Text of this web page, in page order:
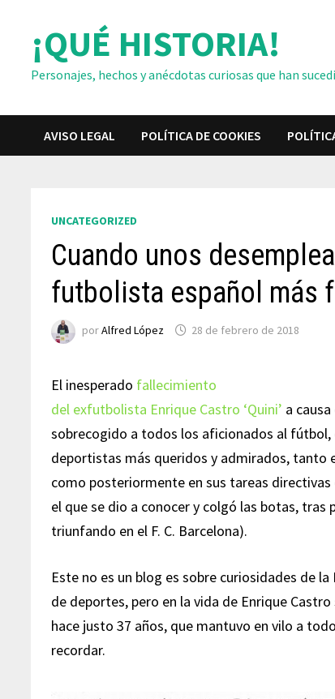
contenido¡QUÉ HISTORIA!
Personajes, hechos y anécdotas curiosas que han
AVISO LEGAL POLÍTICA DE COOKIES
UNCATEGORIZED
Cuando unos
futbolista español más
porAlfred López 28 de febrero de 2018
El inesperado fallecimiento
del exfutbolista Enrique Castro ‘Quini’ a
sobrecogido a todos los aficionados al fútbol,
deportistas más queridos y admirados, tanto
como posteriormente en sus tareas directivas
el que se dio a conocer y colgó las botas, tras
triunfando en el F. C. Barcelona).
Este no es un blog es sobre curiosidades de
de deportes, pero en la vida de Enrique
hace justo 37 años, que mantuvo en vilo a
recordar.